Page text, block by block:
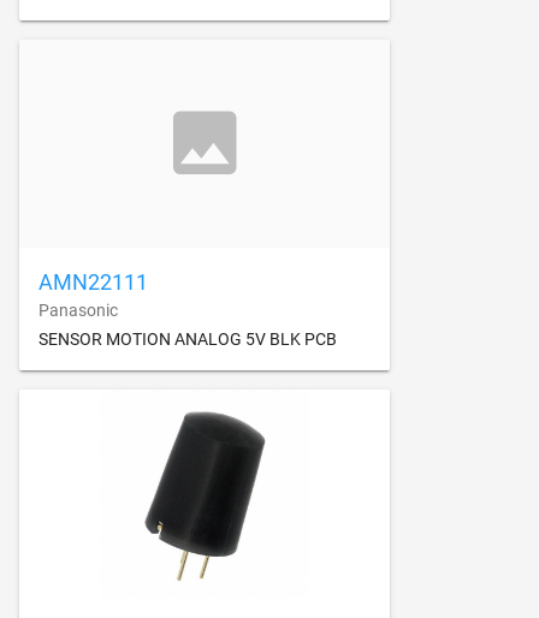
AMN22111
Panasonic
SENSOR MOTION ANALOG 5V BLK PCB